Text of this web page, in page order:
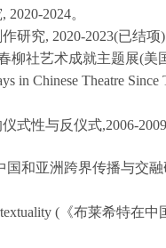
2024。
研究, 2020-2023(已结项)
社艺术成就主题展(美
in Chinese Theatre
性与反仪式,2006-2009
国和亚洲跨界传播与交融
(《布莱希特在中